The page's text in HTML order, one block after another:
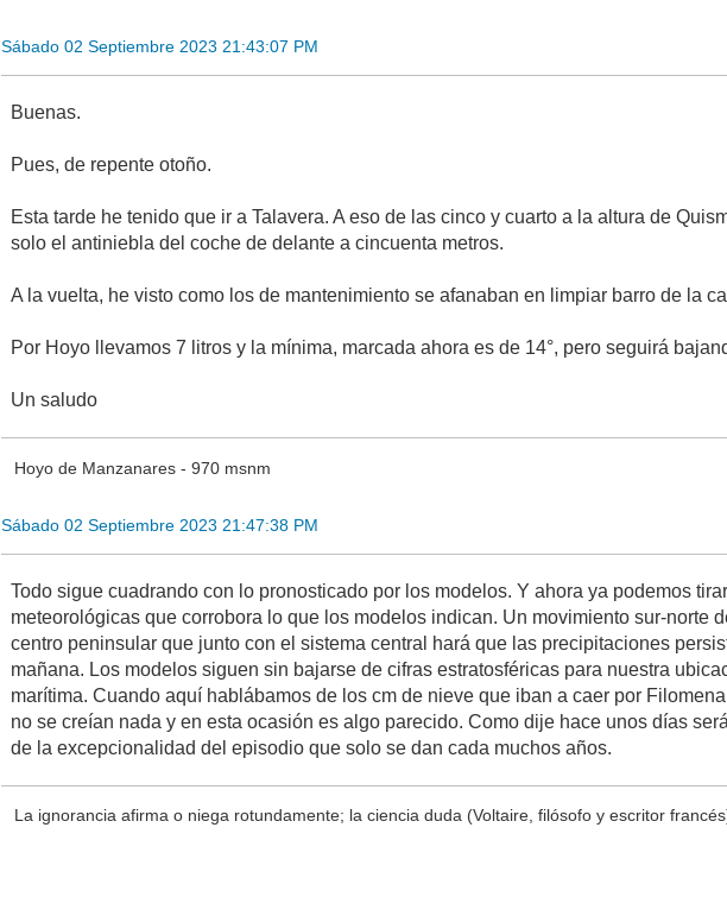
Sábado 02 Septiembre 2023 21:43:07 PM
Buenas.
Pues, de repente otoño.
Esta tarde he tenido que ir a Talavera. A eso de las cinco y cuarto a la altura de
solo el antiniebla del coche de delante a cincuenta metros.
A la vuelta, he visto como los de mantenimiento se afanaban en limpiar barro de la
Por Hoyo llevamos 7 litros y la mínima, marcada ahora es de 14°, pero seguirá
Un saludo
Hoyo de Manzanares - 970 msnm
Sábado 02 Septiembre 2023 21:47:38 PM
Todo sigue cuadrando con lo pronosticado por los modelos. Y ahora ya podemos
meteorológicas que corrobora lo que los modelos indican. Un movimiento sur-norte
centro peninsular que junto con el sistema central hará que las precipitaciones
mañana. Los modelos siguen sin bajarse de cifras estratosféricas para nuestra
marítima. Cuando aquí hablábamos de los cm de nieve que iban a caer por
no se creían nada y en esta ocasión es algo parecido. Como dije hace unos días
de la excepcionalidad del episodio que solo se dan cada muchos años.
La ignorancia afirma o niega rotundamente; la ciencia duda (Voltaire, filósofo y escritor